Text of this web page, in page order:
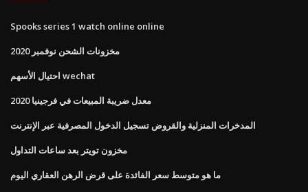
Spooks series 1 watch online online
مخزونات الشحن نوفمبر 2020
احتيال الأسهم wechat
معدل ضريبة المبيعات في فرجينيا 2020
المدخرات المنزلية والقروض تسجيل الدخول المصرفية عبر الإنترنت
مخزون تويتر بعد ساعات التداول
ما هو متوسط ​​سعر الفائدة على قرض الرهن العقاري اليوم